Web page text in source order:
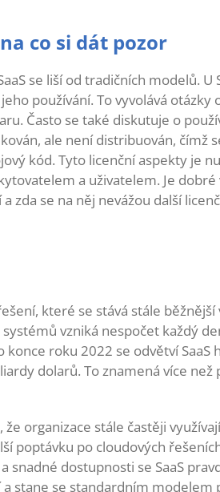
co si dát pozor
se liší od tradičních modelů. U
používání. To vyvolává
Často se také diskutuje o
ale není distribuován, čímž
kód. Tyto licenční aspekty je
a uživatelem. Je
zda se na něj nevážou další
které se stává stále
vzniká nespočet každý
roku 2022 se odvětví SaaS
dolarů. To znamená více
organizace stále častěji
poptávku po cloudových
snadné dostupnosti se SaaS
a stane se standardním